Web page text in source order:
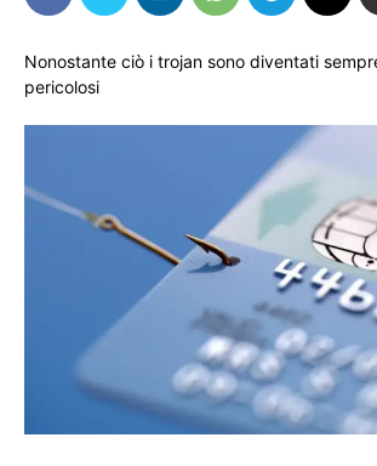
Nonostante ciò i trojan sono diventati
pericolosi